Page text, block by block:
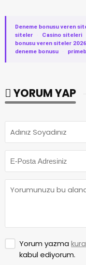
Deneme bonusu veren
siteler
· Casino siteleri
bonusu veren siteler 2026
deneme bonusu
·
YORUM YAP
Yorum yazma
kabul ediyorum.